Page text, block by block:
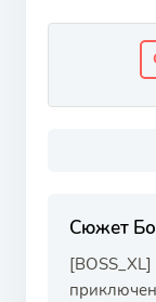
Сюжет